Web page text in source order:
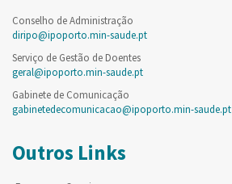
Conselho de Administração
diripo@ipoporto.min-saude.pt
Serviço de Gestão de Doentes
geral@ipoporto.min-saude.pt
Gabinete de Comunicação
gabinetedecomunicacao@ipoporto.min-saude.pt
Outros Links